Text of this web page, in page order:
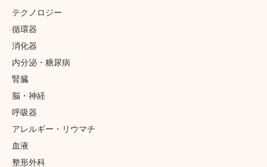
テクノロジー
循環器
消化器
内分泌・糖尿病
腎臓
脳・神経
呼吸器
アレルギー・リウマチ
血液
整形外科